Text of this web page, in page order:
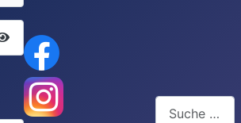
Passwort anzeigen
Suchen